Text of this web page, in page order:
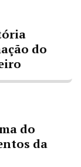
do
do
da